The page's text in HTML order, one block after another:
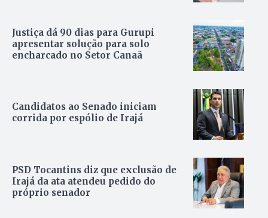
Justiça dá 90 dias para Gurupi
apresentar solução para solo
encharcado no Setor Canaã
Candidatos ao Senado iniciam
corrida por espólio de Irajá
PSD Tocantins diz que exclusão de
Irajá da ata atendeu pedido do
próprio senador